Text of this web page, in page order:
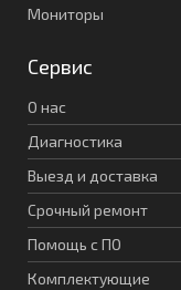
Мониторы
Сервис
О нас
Диагностика
Выезд и доставка
Срочный ремонт
Помощь с ПО
Комплектующие